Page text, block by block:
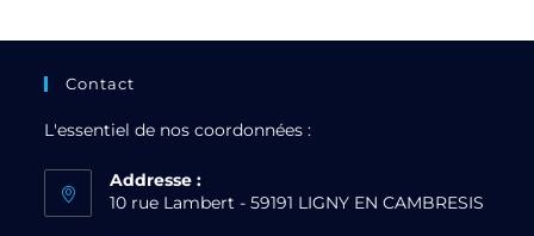
Contact
L'essentiel de nos coordonnées :
Addresse :
10 rue Lambert - 59191 LIGNY EN CAMBRESIS